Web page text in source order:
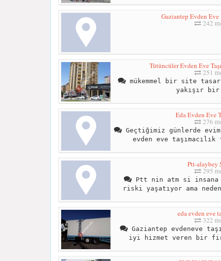
Gaziantep Evden
242
Tütüncüler Evden Eve
251
mükemmel bir site
yakışır bir
Eda Evden Eve
276
Geçtiğimiz günlerde
evden eve
Ptt-alaybey
295
Ptt nin atm si
riski yaşatıyor ama
eda evden eve
322
Gaziantep evdeneve
iyi hizmet veren bir